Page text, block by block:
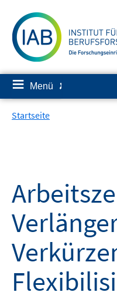
zum
Inhalt
≡ Menü ✘
Startseite